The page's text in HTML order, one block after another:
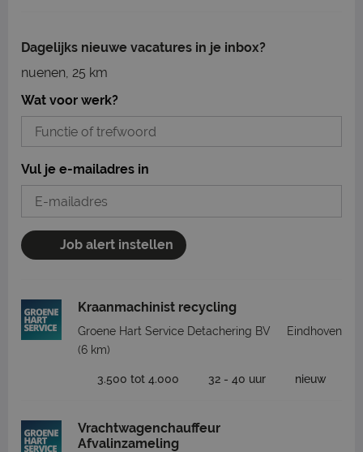
Dagelijks nieuwe vacatures in je inbox?
nuenen, 25 km
Wat voor werk?
Vul je e-mailadres in
Job alert instellen
Kraanmachinist recycling
Groene Hart Service Detachering BV
Eindhoven
(6 km)
3.500 tot 4.000 32 - 40 uur nieuw
Vrachtwagenchauffeur
Afvalinzameling